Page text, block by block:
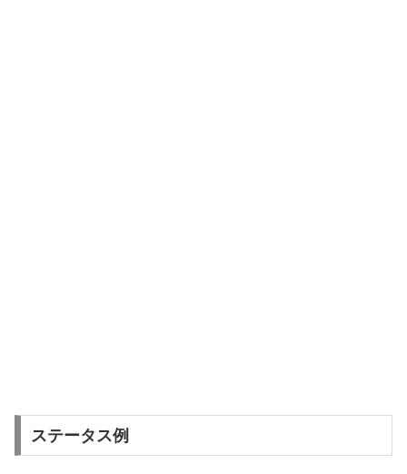
ステータス例